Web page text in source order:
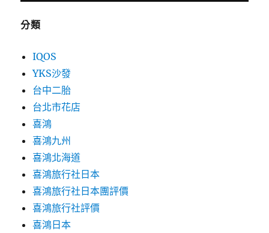
分類
IQOS
YKS沙發
台中二胎
台北市花店
喜鴻
喜鴻九州
喜鴻北海道
喜鴻旅行社日本
喜鴻旅行社日本團評價
喜鴻旅行社評價
喜鴻日本